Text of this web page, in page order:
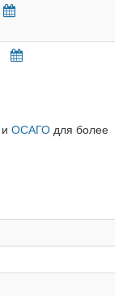
и ОСАГО для более